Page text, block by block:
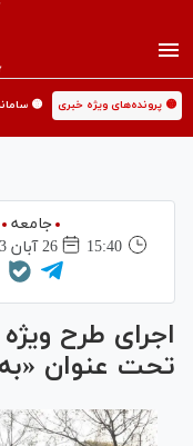
🟡 پرونده‌های ویژه خبری 🟡
جامعه
15:40
26 آبان 1403
اجرای طرح
تحت عنوان